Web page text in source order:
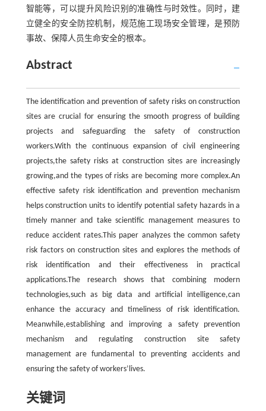
智能等，可以提升风险识别的准确性与时效性。同时，建
立健全的安全防控机制，规范施工现场安全管理，是预防
事故、保障人员生命安全的根本。
Abstract
The identification and prevention of safety risks on construction
sites are crucial for ensuring the smooth progress of building
projects and safeguarding the safety of construction
workers.With the continuous expansion of civil engineering
projects,the safety risks at construction sites are increasingly
growing,and the types of risks are becoming more complex.An
effective safety risk identification and prevention mechanism
helps construction units to identify potential safety hazards in a
timely manner and take scientific management measures to
reduce accident rates.This paper analyzes the common safety
risk factors on construction sites and explores the methods of
risk identification and their effectiveness in practical
applications.The research shows that combining modern
technologies,such as big data and artificial intelligence,can
enhance the accuracy and timeliness of risk identification.
Meanwhile,establishing and improving a safety prevention
mechanism and regulating construction site safety
management are fundamental to preventing accidents and
ensuring the safety of workers’lives.
关键词